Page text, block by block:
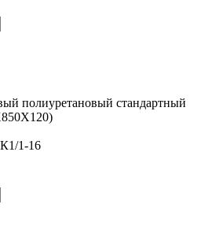
полиуретановый стандартный
1-16